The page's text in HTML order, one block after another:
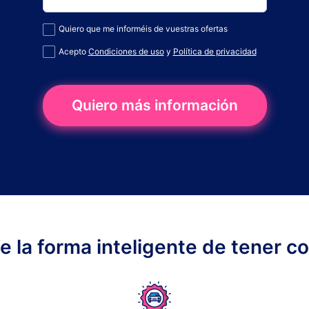
Quiero que me informéis de vuestras ofertas
Acepto Condiciones de usoy Política de privacidad
Quiero más información
la forma inteligente de tener